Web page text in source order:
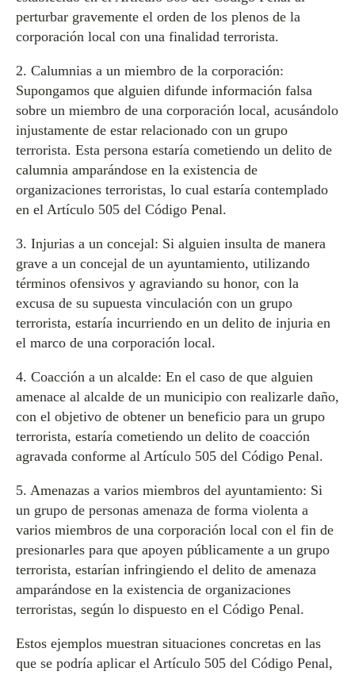
perturbar gravemente el orden de los plenos de la
corporación local con una finalidad terrorista.
2. Calumnias a un miembro de la corporación:
Supongamos que alguien difunde información falsa
sobre un miembro de una corporación local, acusándolo
injustamente de estar relacionado con un grupo
terrorista. Esta persona estaría cometiendo un delito de
calumnia amparándose en la existencia de
organizaciones terroristas, lo cual estaría contemplado
en el Artículo 505 del Código Penal.
3. Injurias a un concejal: Si alguien insulta de manera
grave a un concejal de un ayuntamiento, utilizando
términos ofensivos y agraviando su honor, con la
excusa de su supuesta vinculación con un grupo
terrorista, estaría incurriendo en un delito de injuria en
el marco de una corporación local.
4. Coacción a un alcalde: En el caso de que alguien
amenace al alcalde de un municipio con realizarle daño,
con el objetivo de obtener un beneficio para un grupo
terrorista, estaría cometiendo un delito de coacción
agravada conforme al Artículo 505 del Código Penal.
5. Amenazas a varios miembros del ayuntamiento: Si
un grupo de personas amenaza de forma violenta a
varios miembros de una corporación local con el fin de
presionarles para que apoyen públicamente a un grupo
terrorista, estarían infringiendo el delito de amenaza
amparándose en la existencia de organizaciones
terroristas, según lo dispuesto en el Código Penal.
Estos ejemplos muestran situaciones concretas en las
que se podría aplicar el Artículo 505 del Código Penal,